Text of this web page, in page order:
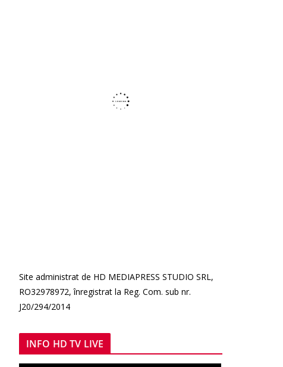
Site administrat de HD MEDIAPRESS STUDIO SRL,
RO32978972, înregistrat la Reg. Com. sub nr.
J20/294/2014
INFO HD TV LIVE